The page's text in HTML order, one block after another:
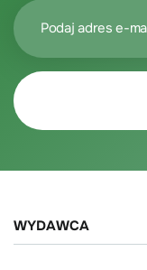
WYDAWCA